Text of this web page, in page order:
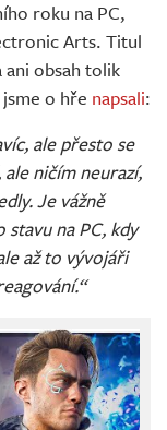
roku na PC,
Arts. Titul
obsah tolik
o hře napsali:
ale přesto se
ničím neurazí,
Je vážně
na PC, kdy
až to vývojáři